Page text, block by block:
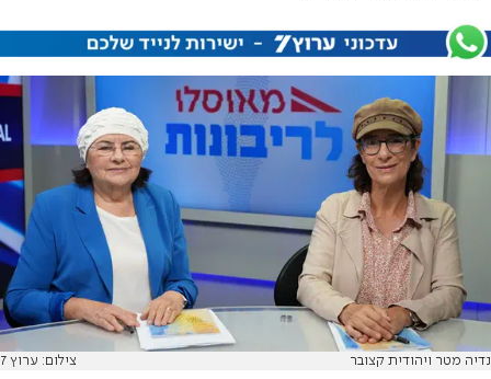
נדיה מטר ויהודית קצובר צילום: ערוץ 7